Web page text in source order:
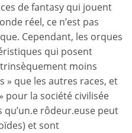
de fantasy qui jouent
réel, ce n’est pas
Cependant, les orques
qui posent
moins
» que les autres races, et
pour la société civilisée
qu’un.e rôdeur.euse peut
et sont